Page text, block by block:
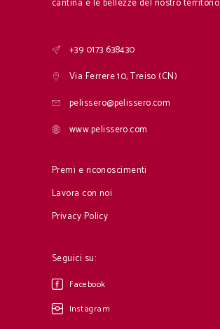
cantina e le bellezze del nostro territorio
+39 0173 638430
Via Ferrere 10, Treiso (CN)
pelissero@pelissero.com
www.pelissero.com
Premi e riconoscimenti
Lavora con noi
Privacy Policy
Seguici su:
Facebook
Instagram